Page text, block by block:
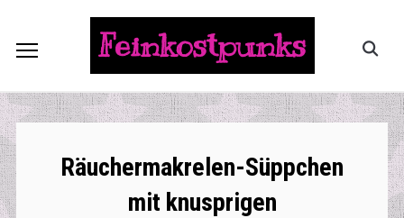
Feinkostpunks
Räuchermakrelen-Süppchen
mit knusprigen